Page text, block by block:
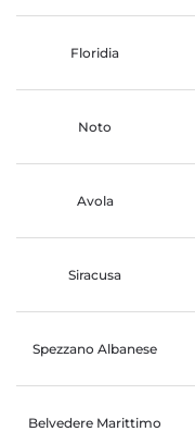
Floridia
Noto
Avola
Siracusa
Spezzano Albanese
Belvedere Marittimo